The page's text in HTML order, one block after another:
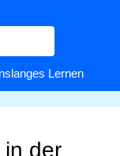
Lernen
in der